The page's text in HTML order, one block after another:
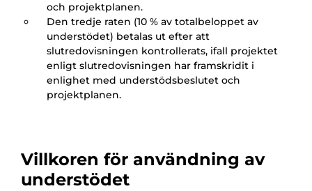
och projektplanen.
Den tredje raten (10 % av totalbeloppet av
understödet) betalas ut efter att
slutredovisningen kontrollerats, ifall projektet
enligt slutredovisningen har framskridit i
enlighet med understödsbeslutet och
projektplanen.
Villkoren för användning av
understödet